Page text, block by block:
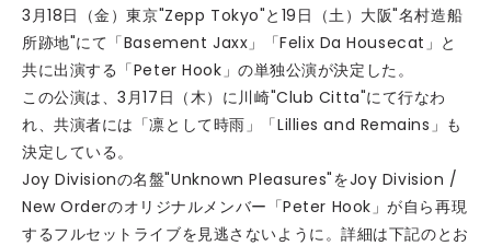
3月18日（金）東京"Zepp Tokyo"と19日（土）大阪"名村造船
所跡地"にて「Basement Jaxx」「Felix Da Housecat」と
共に出演する「Peter Hook」の単独公演が決定した。
この公演は、3月17日（木）に川崎"Club Citta"にて行なわ
れ、共演者には「凛として時雨」「Lillies and Remains」も
決定している。
Joy Divisionの名盤"Unknown Pleasures"をJoy Division /
New Orderのオリジナルメンバー「Peter Hook」が自ら再現
するフルセットライブを見逃さないように。詳細は下記のとお